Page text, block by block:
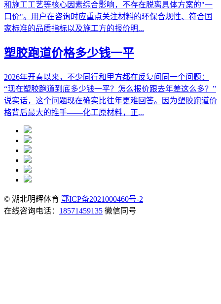
和施工工艺等核心因素综合影响，不存在脱离具体方案的"一
口价"。用户在咨询时应重点关注材料的环保合规性、符合国
家标准的品质指标以及施工方的报价明...
塑胶跑道价格多少钱一平
2026年开春以来，不少同行和甲方都在反复问同一个问题：
“现在塑胶跑道到底多少钱一平？怎么报价跟去年差这么多？”
说实话，这个问题现在确实比往年更难回答。因为塑胶跑道价
格背后最大的推手——化工原材料，正...
© 湖北明辉体育 鄂ICP备2021000460号-2
在线咨询电话： 18571459135 微信同号